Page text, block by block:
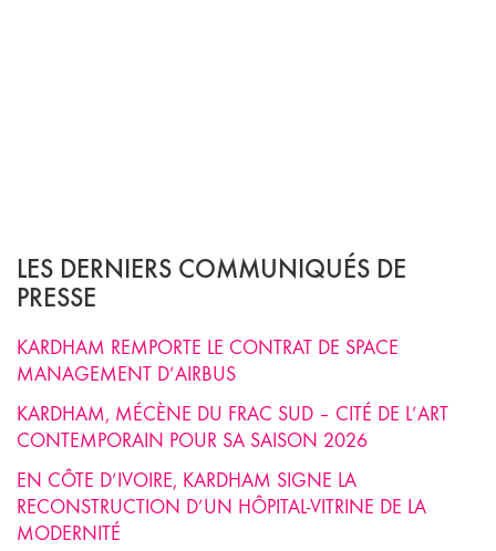
LES DERNIERS COMMUNIQUÉS DE
PRESSE
KARDHAM REMPORTE LE CONTRAT DE SPACE
MANAGEMENT D’AIRBUS
KARDHAM, MÉCÈNE DU FRAC SUD – CITÉ DE L’ART
CONTEMPORAIN POUR SA SAISON 2026
EN CÔTE D’IVOIRE, KARDHAM SIGNE LA
RECONSTRUCTION D’UN HÔPITAL-VITRINE DE LA
MODERNITÉ